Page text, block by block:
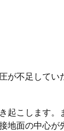
が不足してい
起こします。
地面の中心が